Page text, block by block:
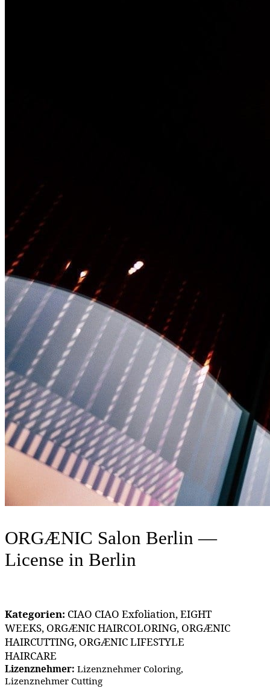
ORGÆNIC Salon Berlin —
License in Berlin
Kategorien: CIAO CIAO Exfoliation, EIGHT
WEEKS, ORGÆNIC HAIRCOLORING, ORGÆNIC
HAIRCUTTING, ORGÆNIC LIFESTYLE
HAIRCARE
Lizenznehmer: Lizenznehmer Coloring,
Lizenznehmer Cutting